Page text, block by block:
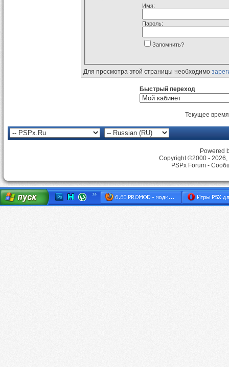
Имя:
Пароль:
Запомнить?
Для просмотра этой страницы необходимо
Быстрый переход
Текущее
Powered
Copyright ©2000 -
PSPx Forum -